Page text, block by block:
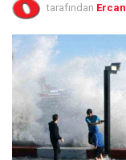
tarafından